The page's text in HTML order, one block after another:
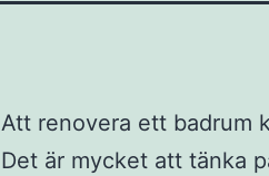
Att renovera ett badrum
Det är mycket att tänka